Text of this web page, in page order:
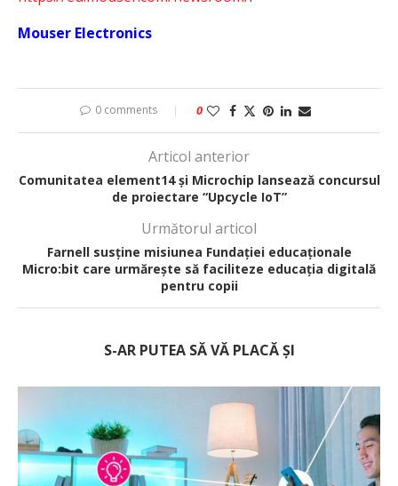
Mouser Electronics
0 comments 0
Articol anterior
Comunitatea element14 și Microchip lansează concursul
de proiectare “Upcycle IoT”
Următorul articol
Farnell susține misiunea Fundației educaționale
Micro:bit care urmărește să faciliteze educația digitală
pentru copii
S-AR PUTEA SĂ VĂ PLACĂ ȘI